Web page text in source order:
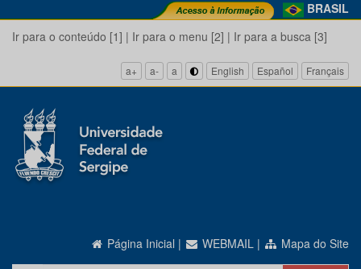
BRASIL
Ir para o conteúdo [1] | Ir para o menu [2] | Ir para a busca [3]
a+ a- a English Español Français
Página Inicial | WEBMAIL | Mapa do Site